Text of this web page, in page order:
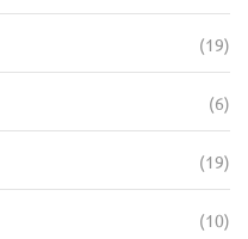
(19)
(6)
(19)
(10)